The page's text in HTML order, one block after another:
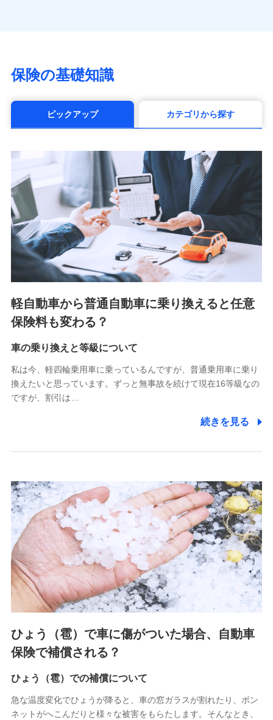
マニュライフ生命保険株式会社
（https://www.manulife.co.jp/）
（https://www.msa-life.co.jp/）
メットライフ生命株式会社(https://www.metlife.co.jp/)
■少額短期保険
株式会社アシロ少額短期保険 (https://kailash.co.jp/)
SBIいきいき少額短期保険会社 (https://www.i-
sedai.com/)
SBIペット少額短期保険株式会社 (https://www.sbipet-
ssi.co.jp/)
SBIリスタ少額短期保険会社
(https://www.jishin.co.jp/)
スマートプラス少額短期保険株式会社
チューリッヒ少額短期保険株式会社
(https://www.zurichssi.co.jp/)
(https://www.tokiomarine-x.co.jp/)
(https://pshoken.co.jp/)
リトルファミリー少額短期保険株式会社
(https://www.littlefamily-ssi.com/)
郵便、電話、およびＥメール等により、当社と取引のあるも
た維持管理等の委託業務遂行のため、またそれらに付帯、関
連する当社および提携会社のサービスを案内、提供するため
（なお、当社は複数の保険会社と取引があり、取得した個人
情報を取引のある他の保険会社の商品・サービスをご提案す
るために利用させていただくことがあります。）
上記に係る連絡・手続き・管理等付帯業務を行うため
3.セミナー募集サイトから取得した個人情報
各種セミナーの案内、開催のため
上記に係る連絡・手続き・管理等付帯業務を行うため
4.家族・友達紹介にて取得した個人情報
被紹介者への連絡、及び当社と取引のあるもしくは委託を受
けている保険会社・提携会社の保険その他に関する情報を提
供し、金融商品等の契約を勧奨するため
アンケートやキャンペーン等の実施のため
上記に係る連絡・手続き・管理等付帯業務を行うため
保険の基礎知識
ピックアップ カテゴリから探す
軽自動車から普通自動車に乗り換えると任意
保険料も変わる？
車の乗り換えと等級について
私は今、軽四輪乗用車に乗っているんですが、普通乗用車に乗り
換えたいと思っています。ずっと無事故を続けて現在16等級なの
ですが、割引は…
続きを見る
ひょう（雹）で車に傷がついた場合、自動車
保険で補償される？
ひょう（雹）での補償について
急な温度変化でひょうが降ると、車の窓ガラスが割れたり、ボン
ネットがへこんだりと様々な被害をもらたします。そんなとき、